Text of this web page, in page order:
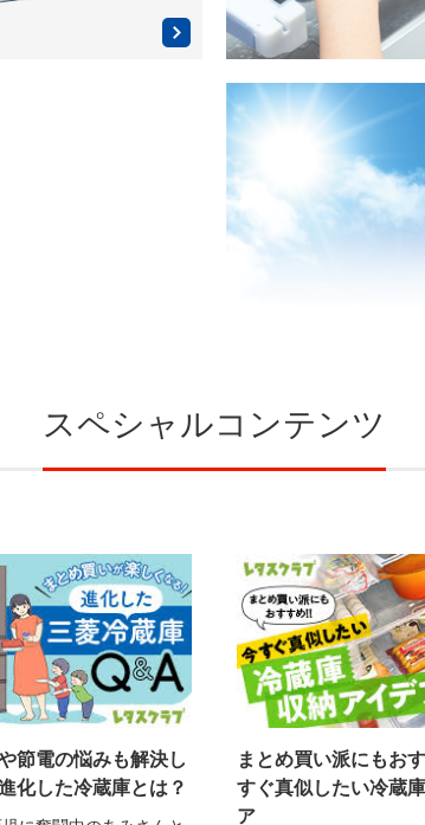
スペシャルコンテンツ
節電の悩みも解決し
化した冷蔵庫とは？
まとめ買い派にもお
すぐ真似したい冷蔵
ア